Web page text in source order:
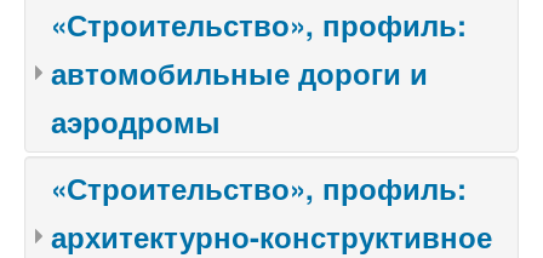
«Строительство», профиль:
автомобильные дороги и
аэродромы
«Строительство», профиль:
архитектурно-конструктивное